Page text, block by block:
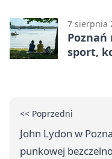
7 sierpnia
Poznań
sport,
<< Poprzedni
John Lydon w
punkowej